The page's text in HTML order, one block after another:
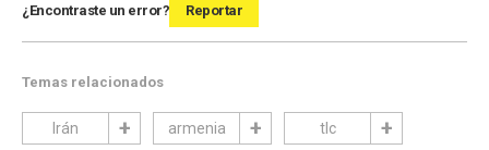
¿Encontraste un error? Reportar
Temas relacionados
Irán armenia tlc